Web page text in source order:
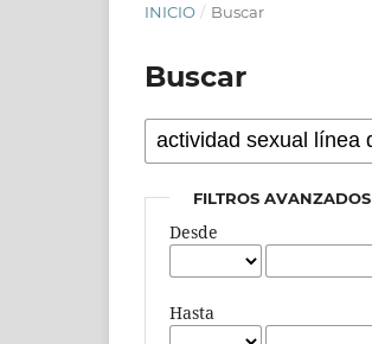
INICIO / Buscar
Buscar
FILTROS AVANZADOS
Desde
Hasta